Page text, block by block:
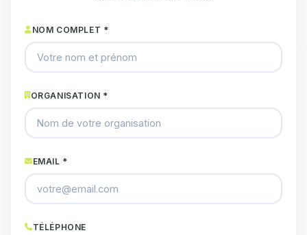
NOM COMPLET *
ORGANISATION *
EMAIL *
TÉLÉPHONE